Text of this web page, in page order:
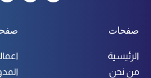
صفحات
الرئيسية
من نحن